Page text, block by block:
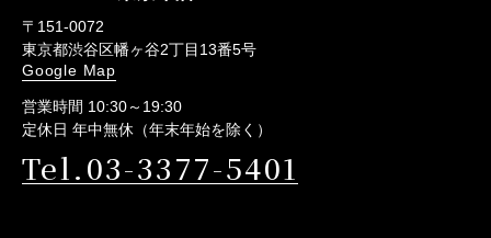
〒151-0072
東京都渋谷区幡ヶ谷2丁目13番5号
Google Map
営業時間 10:30～19:30
定休日 年中無休（年末年始を除く）
Tel.03-3377-5401